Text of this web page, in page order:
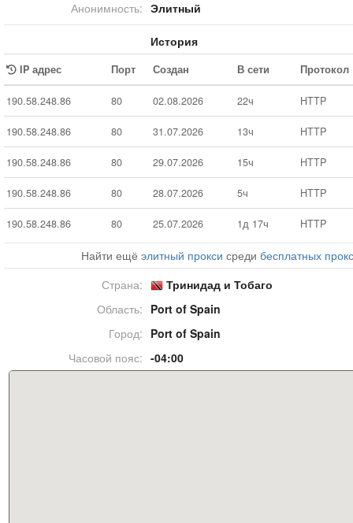
Анонимность: Элитный
История
IP адрес Порт Создан В сети Протокол
190.58.248.86 80 02.08.2026 22ч HTTP
190.58.248.86 80 31.07.2026 13ч HTTP
190.58.248.86 80 29.07.2026 15ч HTTP
190.58.248.86 80 28.07.2026 5ч HTTP
190.58.248.86 80 25.07.2026 1д 17ч HTTP
Найти ещё элитный прокси среди бесплатных
Страна:
Тринидад и Тобаго
Область: Port of Spain
Город: Port of Spain
Часовой пояс: -04:00